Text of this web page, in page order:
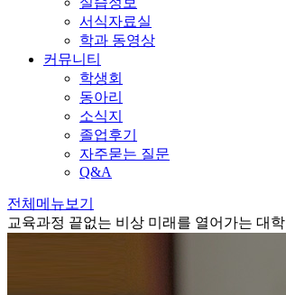
서식자료실
학과 동영상
커뮤니티
학생회
동아리
소식지
졸업후기
자주묻는 질문
Q&A
전체메뉴보기
교육과정 끝없는 비상 미래를 열어가는 대학